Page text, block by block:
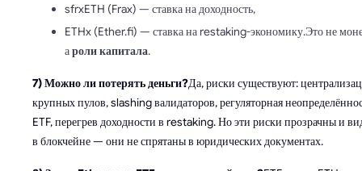
sfrxETH (Frax) — ставка на доходность,
ETHx (Ether.fi) — ставка на restaking-экономику.Это не
ароли капитала.
7) Можно ли потерять деньги?Да, риски существуют:
крупных пулов, slashing валидаторов, регуляторная
ETF, перегрев доходности в restaking. Но эти риски прозрачны и
в блокчейне — они не спрятаны в юридических документах.